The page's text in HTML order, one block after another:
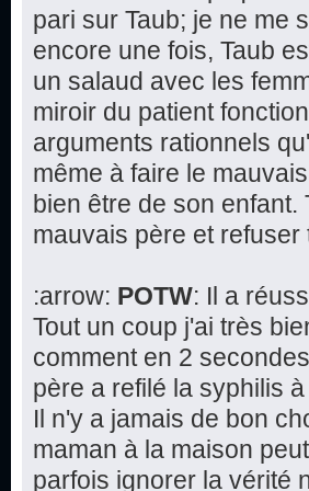
pari sur Taub; je ne me
encore une fois, Taub
un salaud avec les
miroir du patient
arguments rationnels
même à faire le
bien être de son
mauvais père et
:arrow: POTW: Il a
Tout un coup j'ai très
comment en 2
père a refilé la syphilis
Il n'y a jamais de bon
maman à la maison
parfois ignorer la vérité